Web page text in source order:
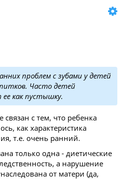
проблем с зубами у детей
Часто детей
как пустышку.
с тем, что ребенка
как характеристика
т.е. очень ранний.
только одна - диетические
а нарушение
от матери (да,